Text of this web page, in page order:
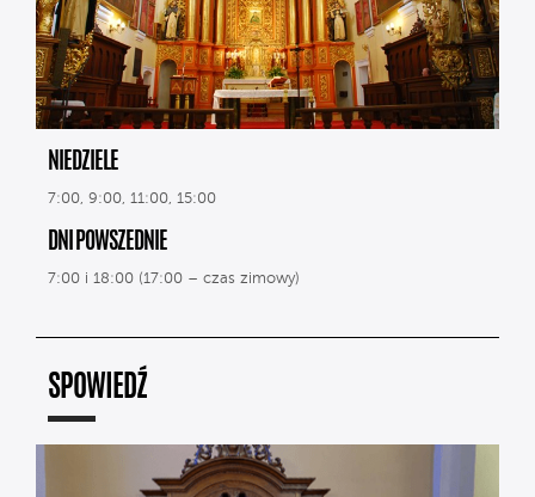
NIEDZIELE
7:00, 9:00, 11:00, 15:00
DNI POWSZEDNIE
7:00 i 18:00 (17:00 – czas zimowy)
SPOWIEDŹ